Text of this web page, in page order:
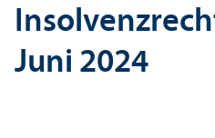
Juni 2024